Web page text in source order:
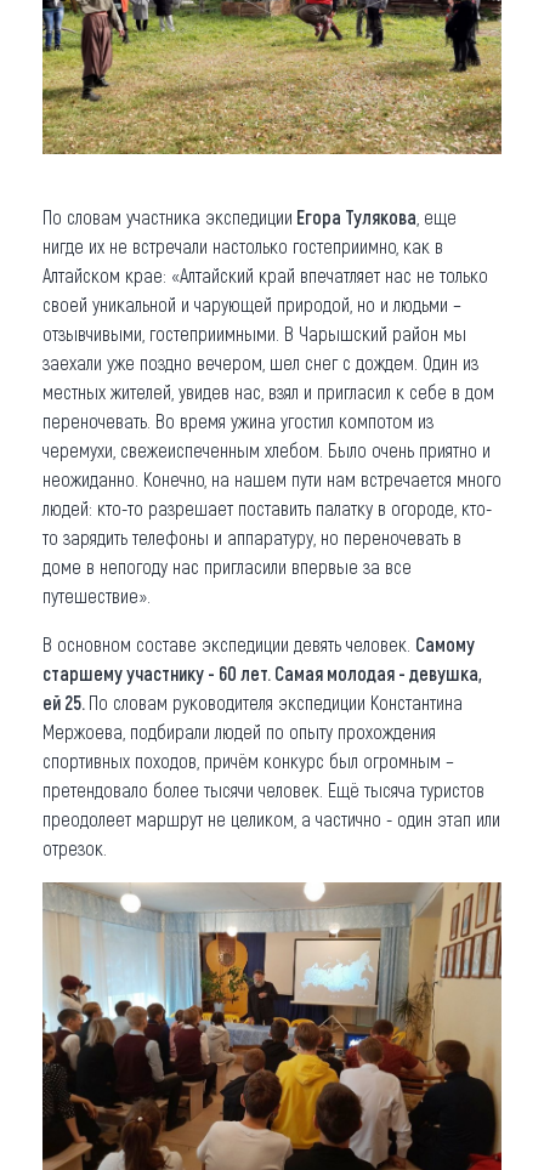
По словам участника экспедиции Егора Тулякова , еще
нигде их не встречали настолько гостеприимно, как в
Алтайском крае: «Алтайский край впечатляет нас не только
своей уникальной и чарующей природой, но и людьми –
отзывчивыми, гостеприимными. В Чарышский район мы
заехали уже поздно вечером, шел снег с дождем. Один из
местных жителей, увидев нас, взял и пригласил к себе в дом
переночевать. Во время ужина угостил компотом из
черемухи, свежеиспеченным хлебом. Было очень приятно и
неожиданно. Конечно, на нашем пути нам встречается много
людей: кто-то разрешает поставить палатку в огороде, кто-
то зарядить телефоны и аппаратуру, но переночевать в
доме в непогоду нас пригласили впервые за все
путешествие».
В основном составе экспедиции девять человек. Самому
старшему участнику - 60 лет. Самая молодая - девушка,
ей 25. По словам руководителя экспедиции Константина
Мержоева, подбирали людей по опыту прохождения
спортивных походов, причём конкурс был огромным –
претендовало более тысячи человек. Ещё тысяча туристов
преодолеет маршрут не целиком, а частично - один этап или
отрезок.